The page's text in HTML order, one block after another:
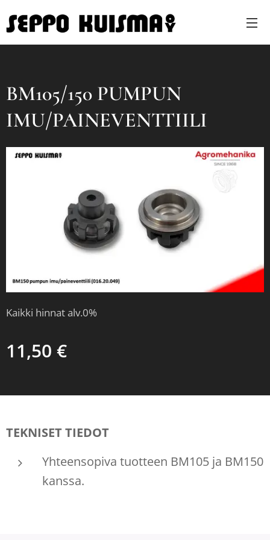
BM105/150 PUMPUN
IMU/PAINEVENTTIILI
Kaikki hinnat alv.0%
11,50 €
TEKNISET TIEDOT
Yhteensopiva tuotteen BM105 ja BM150
kanssa.